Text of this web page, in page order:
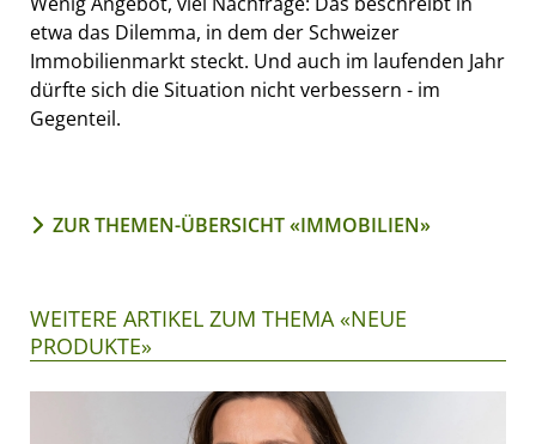
etwa das Dilemma, in dem der Schweizer
Immobilienmarkt steckt. Und auch im laufenden Jahr
dürfte sich die Situation nicht verbessern - im
Gegenteil.
ZUR THEMEN-ÜBERSICHT «IMMOBILIEN»
WEITERE ARTIKEL ZUM THEMA «NEUE
PRODUKTE»